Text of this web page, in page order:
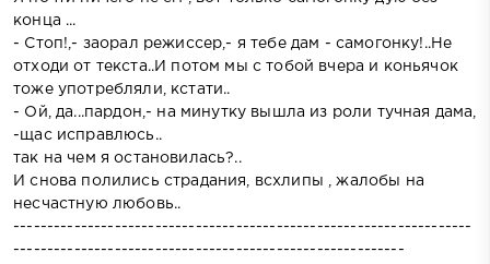
конца ...
- Стоп!,- заорал режиссер,- я тебе дам - самогонку!..Не
отходи от текста..И потом мы с тобой вчера и коньячок
тоже употребляли, кстати..
- Ой, да...пардон,- на минутку вышла из роли тучная дама,
-щас исправлюсь..
так на чем я остановилась?..
И снова полились страдания, всхлипы , жалобы на
несчастную любовь..
--------------------------------------------------------------------
----------------------------------------------------------